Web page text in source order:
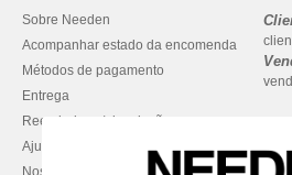
Sobre Needen
Acompanhar estado da encomenda
Métodos de pagamento
Entrega
Reembolsos / devoluções
Ajuda & FAQs
Nossos compromissos